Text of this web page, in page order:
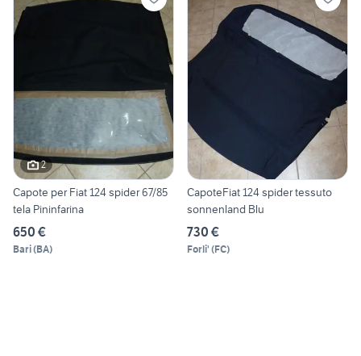
2
Capote per Fiat 124 spider 67/85
tela Pininfarina
650 €
Bari(BA)
CapoteFiat 124 spider tessuto
sonnenland Blu
730 €
Forli' (FC)